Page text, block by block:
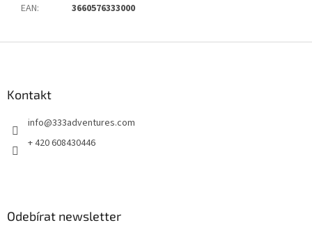
EAN: 3660576333000
Kontakt
info@333adventures.com
+ 420 608430446
Odebírat newsletter